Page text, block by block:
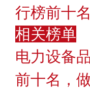
行榜前十
相关榜单
电力设备
前十名，